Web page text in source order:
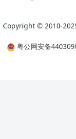
Copyright © 2010-
粤公网安备